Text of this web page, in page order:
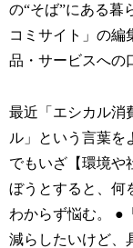
の“そば”にある暮
コミサイト」の編
品・サービスへの
最近「エシカル消
ル」という言葉を
でもいざ【環境や
ぼうとすると、何
わからず悩む。 ●
減らしたいけど、